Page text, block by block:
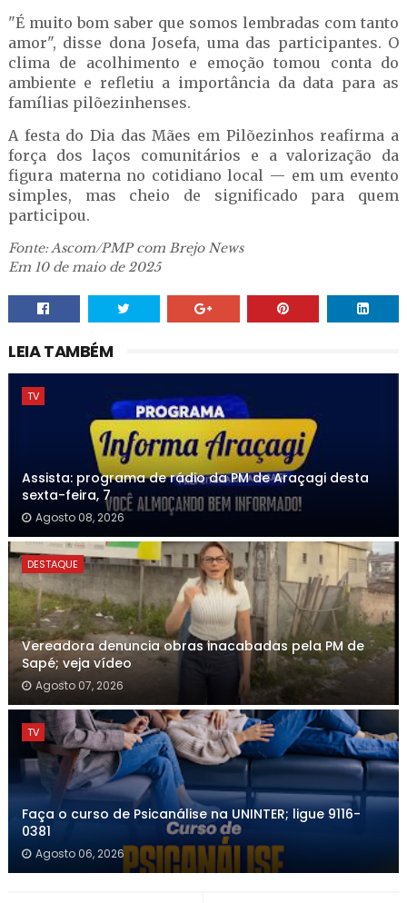
"É muito bom saber que somos lembradas com tanto
amor", disse dona Josefa, uma das participantes. O
clima de acolhimento e emoção tomou conta do
ambiente e refletiu a importância da data para as
famílias pilõezinhenses.
A festa do Dia das Mães em Pilõezinhos reafirma a
força dos laços comunitários e a valorização da
figura materna no cotidiano local — em um evento
simples, mas cheio de significado para quem
participou.
Fonte: Ascom/PMP com Brejo News
Em 10 de maio de 2025
LEIA TAMBÉM
TV
Assista: programa de rádio da PM de Araçagi desta
sexta-feira, 7
Agosto 08, 2026
DESTAQUE
Vereadora denuncia obras inacabadas pela PM de
Sapé; veja vídeo
Agosto 07, 2026
TV
Faça o curso de Psicanálise na UNINTER; ligue 9116-
0381
Agosto 06, 2026